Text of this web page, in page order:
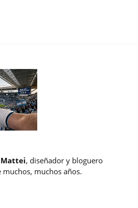
Mattei, diseñador y bloguero
muchos años.